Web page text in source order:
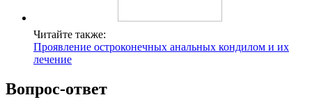
Читайте также:
Проявление остроконечных анальных кондилом и их
лечение
Вопрос-ответ